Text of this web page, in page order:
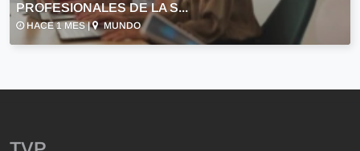
PROFESIONALES DE LA S...
HACE 1 MES | MUNDO